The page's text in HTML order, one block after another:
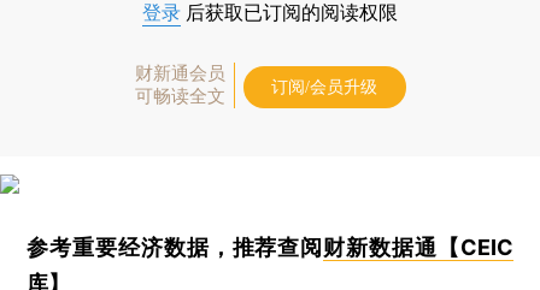
登录 后获取已订阅的阅读权限
财新通会员
可畅读全文
订阅/会员升级
参考重要经济数据，推荐查阅财新数据通【CEIC
库】